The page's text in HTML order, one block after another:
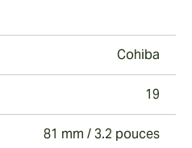
Cohiba
19
81 mm / 3.2 pouces